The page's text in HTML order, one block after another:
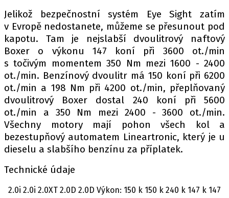
Provozovatelem serveru autoroad.cz je
INCORP MEDIA GROUP s.r.o., IČ: 118 23 054
Jelikož bezpečnostní systém Eye Sight zatím
v Evropě nedostanete, můžeme se přesunout pod
kapotu. Tam je nejslabší dvoulitrový naftový
Boxer o výkonu 147 koní při 3600 ot./min
s točivým momentem 350 Nm mezi 1600 - 2400
ot./min. Benzínový dvoulitr má 150 koní při 6200
ot./min a 198 Nm při 4200 ot./min, přeplňovaný
dvoulitrový Boxer dostal 240 koní při 5600
ot./min a 350 Nm mezi 2400 - 3600 ot./min.
Všechny motory mají pohon všech kol a
bezestupňový automatem Lineartronic, který je u
dieselu a slabšího benzínu za příplatek.
Technické údaje
2.0i 2.0i 2.0XT 2.0D 2.0D Výkon: 150 k 150 k 240 k 147 k 147